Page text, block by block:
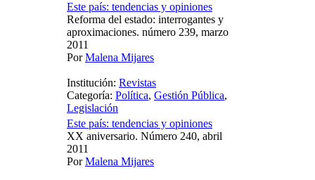
Este país: tendencias y opiniones
Reforma del estado: interrogantes y
aproximaciones. número 239, marzo
2011
PorMalena Mijares
Institución: Revistas
Categoría: Política, Gestión Pública,
Legislación
Este país: tendencias y opiniones
XX aniversario. Número 240, abril
2011
PorMalena Mijares